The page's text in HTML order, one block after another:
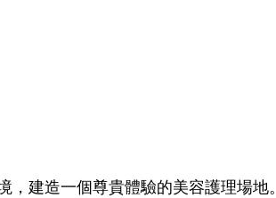
建造一個尊貴體驗的美容護理場地。